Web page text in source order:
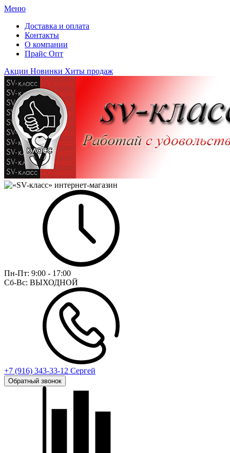
Меню
Доставка и оплата
Контакты
О компании
Прайс Опт
Акции Новинки Хиты продаж
Пн-Пт: 9:00 - 17:00
Сб-Вс: ВЫХОДНОЙ
+7 (916) 343-33-12 Сергей
Обратный звонок